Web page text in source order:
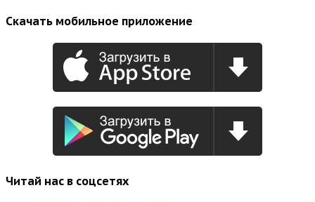
Скачать мобильное приложение
Читай нас в соцсетях